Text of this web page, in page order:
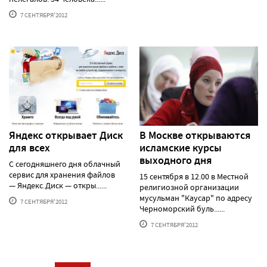
7 СЕНТЯБРЯ'2012
Яндекс открывает Диск
для всех
С сегодняшнего дня облачный
сервис для хранения файлов
— Яндекс.Диск — откры......
7 СЕНТЯБРЯ'2012
В Москве открываются
исламские курсы
выходного дня
15 сентября в 12.00 в Местной
религиозной организации
мусульман "Каусар" по адресу
Черноморский буль......
7 СЕНТЯБРЯ'2012